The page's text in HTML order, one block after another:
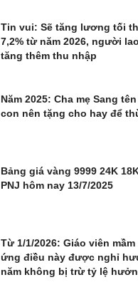
Tin vui: Sẽ tăng lương tối
7,2% từ năm 2026, người
tăng thêm thu nhập
Năm 2025: Cha mẹ Sang
con nên tặng cho hay để
Bảng giá vàng 9999 24K
PNJ hôm nay 13/7/2025
Từ 1/1/2026: Giáo viên
ứng điều này được nghỉ
năm không bị trừ tỷ lệ